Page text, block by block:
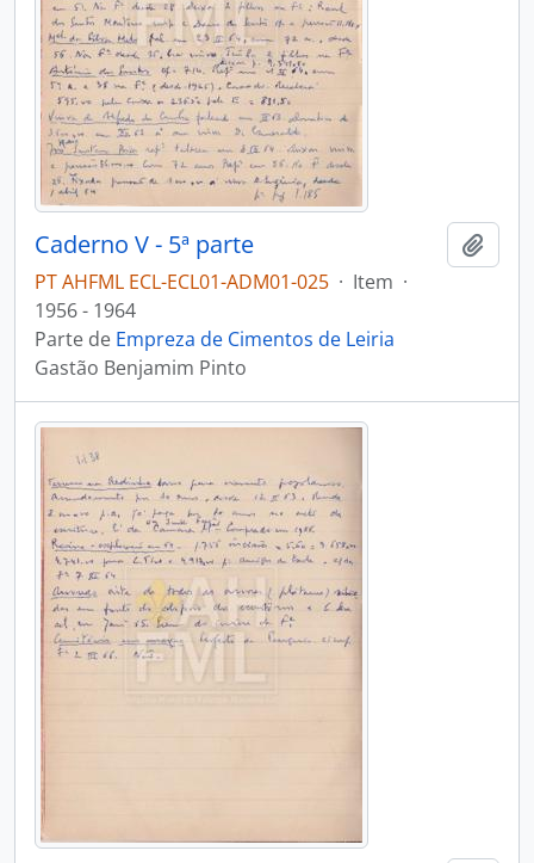
Caderno V - 5ª parte
PT AHFML ECL-ECL01-ADM01-025 · Item ·
1956 - 1964
Parte de Empreza de Cimentos de Leiria
Gastão Benjamim Pinto